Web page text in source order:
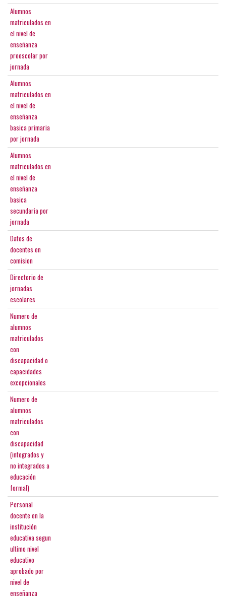
Alumnos
matriculados en
el nivel de
enseñanza
preescolar por
jornada
Alumnos
matriculados en
el nivel de
enseñanza
basica primaria
por jornada
Alumnos
matriculados en
el nivel de
enseñanza
basica
secundaria por
jornada
Datos de
docentes en
comision
Directorio de
jornadas
escolares
Numero de
alumnos
matriculados
con
discapacidad o
capacidades
excepcionales
Numero de
alumnos
matriculados
con
discapacidad
(integrados y
no integrados a
educación
formal)
Personal
docente en la
institución
educativa segun
ultimo nivel
educativo
aprobado por
nivel de
enseñanza